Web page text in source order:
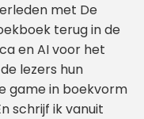
met De
terug in de
en AI voor het
lezers hun
game in boekvorm
schrijf ik vanuit